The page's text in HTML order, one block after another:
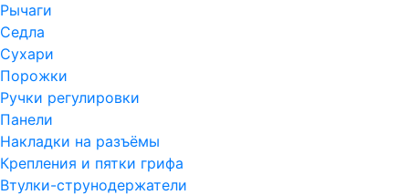
Рычаги
Седла
Сухари
Порожки
Ручки регулировки
Панели
Накладки на разъёмы
Крепления и пятки грифа
Втулки-струнодержатели